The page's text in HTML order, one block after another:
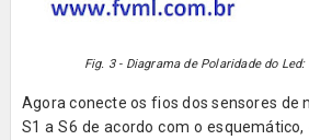
Fig. 3 - Diagrama de Polaridade do Led:
Agora conecte os fios dos sensores de
S1 a S6 de acordo com o